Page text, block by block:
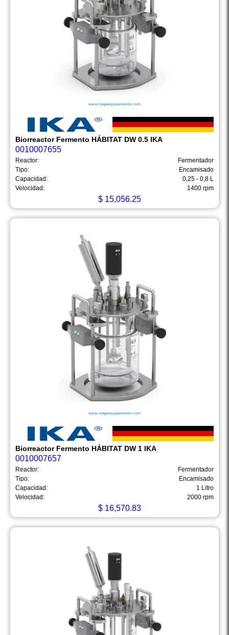
Biorreactor Fermento HÁBITAT DW 0.5 IKA
0010007655
Reactor:
Fermentador
Tipo:
Encamisado
Capacidad:
0,25 - 0,8 L
Velocidad:
1400 rpm
$ 15,056.25
Biorreactor Fermento HÁBITAT DW 1 IKA
0010007657
Reactor:
Fermentador
Tipo:
Encamisado
Capacidad:
1 Litro
Velocidad:
2000 rpm
$ 16,570.83